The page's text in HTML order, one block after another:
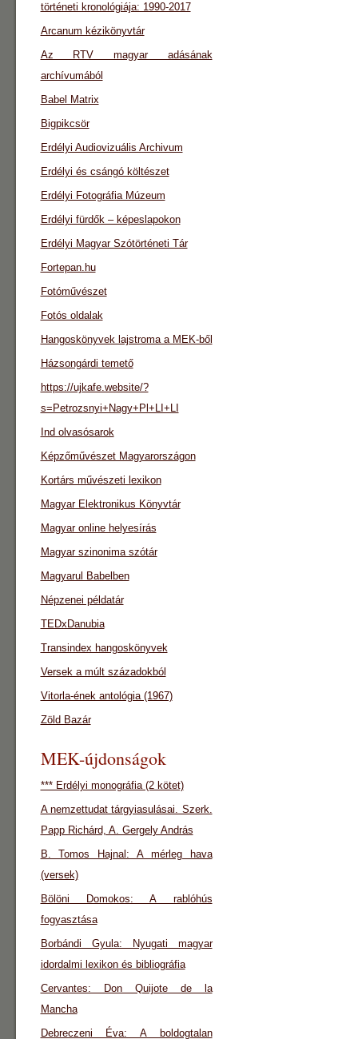
történeti kronológiája: 1990-2017
Arcanum kézikönyvtár
Az RTV magyar adásának
archívumából
Babel Matrix
Bigpikcsör
Erdélyi Audiovizuális Archivum
Erdélyi és csángó költészet
Erdélyi Fotográfia Múzeum
Erdélyi fürdők – képeslapokon
Erdélyi Magyar Szótörténeti Tár
Fortepan.hu
Fotóművészet
Fotós oldalak
Hangoskönyvek lajstroma a MEK-ből
Házsongárdi temető
https://ujkafe.website/?
s=Petrozsnyi+Nagy+Pl+LI+LI
Ind olvasósarok
Képzőművészet Magyarországon
Kortárs művészeti lexikon
Magyar Elektronikus Könyvtár
Magyar online helyesírás
Magyar szinonima szótár
Magyarul Babelben
Népzenei példatár
TEDxDanubia
Transindex hangoskönyvek
Versek a múlt századokból
Vitorla-ének antológia (1967)
Zöld Bazár
MEK-újdonságok
*** Erdélyi monográfia (2 kötet)
A nemzettudat tárgyiasulásai. Szerk.
Papp Richárd, A. Gergely András
B. Tomos Hajnal: A mérleg hava
(versek)
Bölöni Domokos: A rablóhús
fogyasztása
Borbándi Gyula: Nyugati magyar
idordalmi lexikon és bibliográfia
Cervantes: Don Quijote de la
Mancha
Debreczeni Éva: A boldogtalan